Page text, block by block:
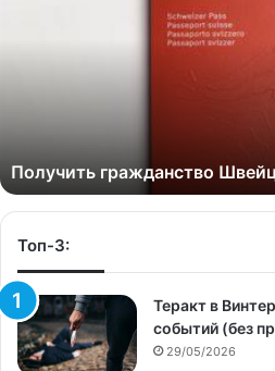
Получить гражданство
Топ-3:
Теракт в
событий (без
29/05/2026